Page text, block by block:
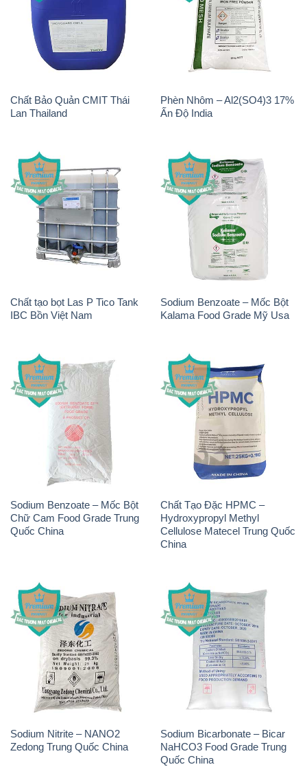
Chất Bảo Quản CMIT Thái
Lan Thailand
Phèn Nhôm – Al2(SO4)3 17%
Ấn Độ India
Chất tạo bọt Las P Tico Tank
IBC Bồn Việt Nam
Sodium Benzoate – Mốc Bột
Kalama Food Grade Mỹ Usa
Sodium Benzoate – Mốc Bột
Chữ Cam Food Grade Trung
Quốc China
Chất Tạo Đặc HPMC –
Hydroxypropyl Methyl
Cellulose Matecel Trung Quốc
China
Sodium Nitrite – NANO2
Zedong Trung Quốc China
Sodium Bicarbonate – Bicar
NaHCO3 Food Grade Trung
Quốc China